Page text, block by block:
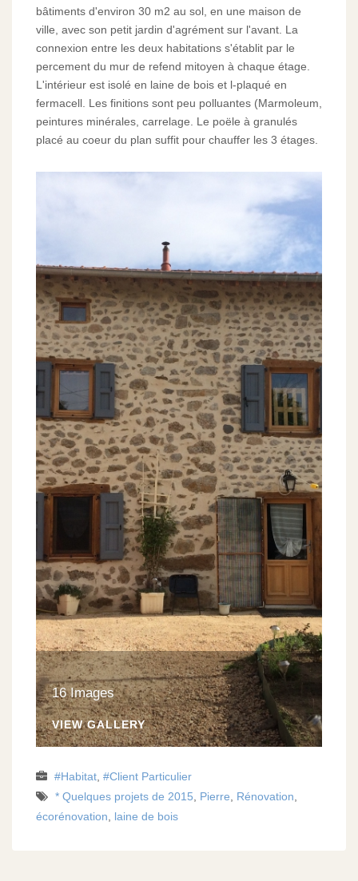
bâtiments d'environ 30 m2 au sol, en une maison de
ville, avec son petit jardin d'agrément sur l'avant. La
connexion entre les deux habitations s'établit par le
percement du mur de refend mitoyen à chaque étage.
L'intérieur est isolé en laine de bois et l-plaqué en
fermacell. Les finitions sont peu polluantes (Marmoleum,
peintures minérales, carrelage. Le poële à granulés
placé au coeur du plan suffit pour chauffer les 3 étages.
16 Images
VIEW GALLERY
Habitat
Client Particulier
* Quelques projets de 2015
Pierre Rénovation
écorénovation
laine de bois